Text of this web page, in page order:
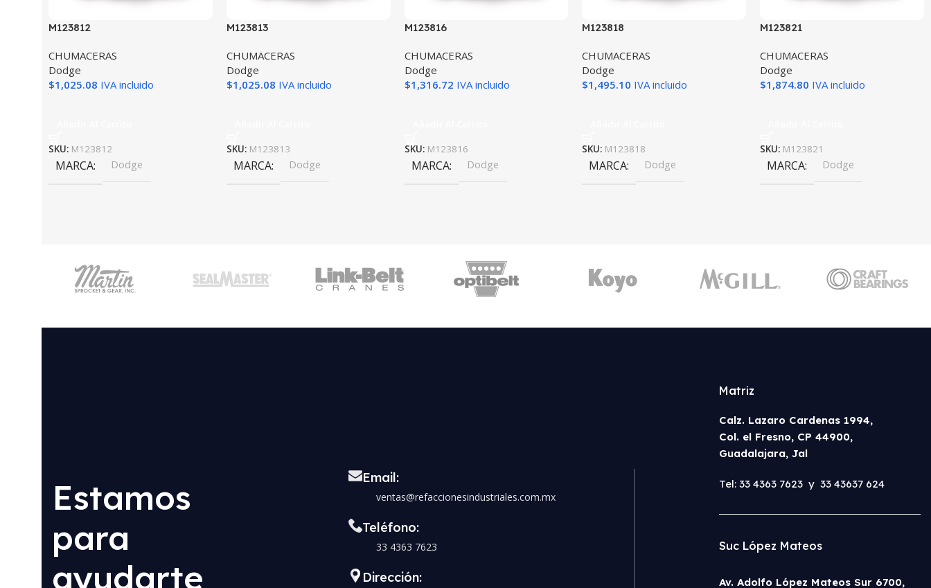
M123812
CHUMACERAS
Dodge
$1,025.08 IVA incluido
SKU: M123812
MARCA Dodge
M123813
CHUMACERAS
Dodge
$1,025.08 IVA incluido
SKU: M123813
MARCA Dodge
M123816
CHUMACERAS
Dodge
$1,316.72 IVA incluido
SKU: M123816
MARCA Dodge
M123818
CHUMACERAS
Dodge
$1,495.10 IVA incluido
SKU: M123818
MARCA Dodge
M123821
CHUMACERAS
Dodge
$1,874.80 IVA incluido
SKU: M123821
MARCA Dodge
Estamos
para
ayudarte
Email:
ventas@refaccionesindustriales.com.mx
Teléfono:
33 4363 7623
Dirección:
Matriz
Calz. Lazaro Cardenas 1994,
Col. el Fresno, CP 44900,
Guadalajara, Jal
Tel: 33 4363 7623 y 33 43637 624
Suc López Mateos
Av. Adolfo López Mateos Sur 6700,